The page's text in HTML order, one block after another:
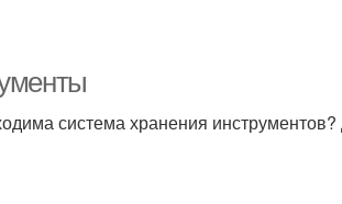
система хранения